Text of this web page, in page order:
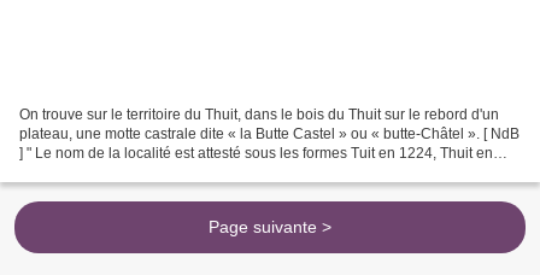
On trouve sur le territoire du Thuit, dans le bois du Thuit sur le rebord d'un
plateau, une motte castrale dite « la Butte Castel » ou « butte-Châtel ». [ NdB
] " Le nom de la localité est attesté sous les formes Tuit en 1224, Thuit en
Page suivante >